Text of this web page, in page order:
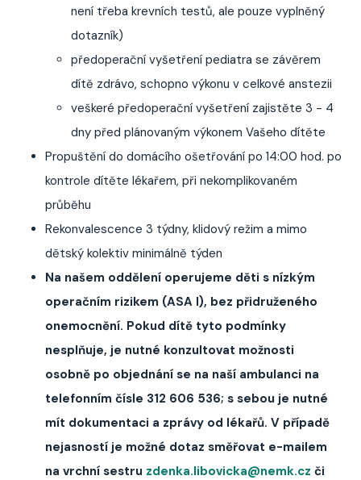
není třeba krevních testů, ale pouze vyplněný
dotazník)
předoperační vyšetření pediatra se závěrem
dítě zdrávo, schopno výkonu v celkové anstezii
veškeré předoperační vyšetření zajistěte 3 - 4
dny před plánovaným výkonem Vašeho dítěte
Propuštění do domácího ošetřování po 14:00 hod. po
kontrole dítěte lékařem, při nekomplikovaném
průběhu
Rekonvalescence 3 týdny, klidový režim a mimo
dětský kolektiv minimálně týden
Na našem oddělení operujeme děti s nízkým
operačním rizikem (ASA I), bez přidruženého
onemocnění. Pokud dítě tyto podmínky
nesplňuje, je nutné konzultovat možnosti
osobně po objednání se na naší ambulanci na
telefonním čísle 312 606 536; s sebou je nutné
mít dokumentaci a zprávy od lékařů. V případě
nejasností je možné dotaz směřovat e-mailem
na vrchní sestru zdenka.libovicka@nemk.cz či